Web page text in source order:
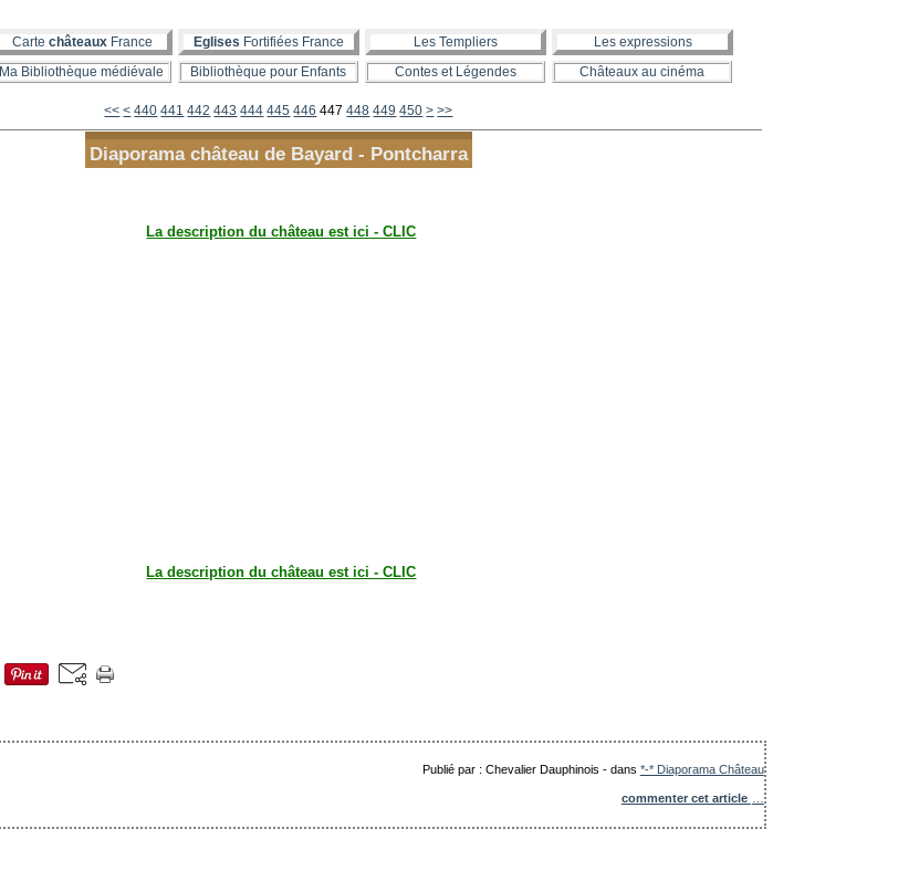
Carte châteauxFrance Eglises Fortifiées France Les Templiers
Les expressions
Ma Bibliothèque médiévale Bibliothèque pour Enfants Contes et Légendes Châteaux au cinéma
<< < 400
410
420
430
440 441 442 443 444 445 446 447 448 449 450 460
470
480
490
500
600
700
800
900
1000
> >>
Diaporama château de Bayard - Pontcharra
La description du château est ici - CLIC
La description du château est ici - CLIC
Publié par : Chevalier Dauphinois -dans *-* Diaporama Château
commenter cet article